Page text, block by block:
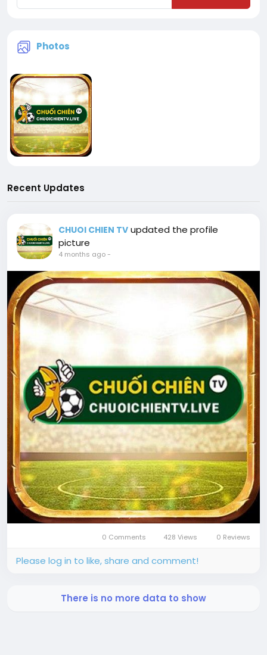
Photos
Recent Updates
CHUOI CHIEN TV updated the profile
picture
4 months ago-
0 Comments 428 Views 0 Reviews
Please log in to like, share and comment!
There is no more data to show